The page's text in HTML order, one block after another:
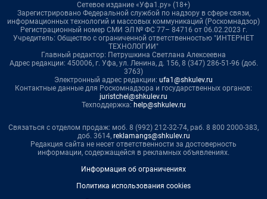
Сетевое издание «Уфа1.ру» (18+)
Зарегистрировано Федеральной службой по надзору в сфере связи,
информационных технологий и массовых коммуникаций (Роскомнадзор)
Регистрационный номер СМИ ЭЛ № ФС 77– 84716 от 06.02.2023 г.
Учредитель: Общество с ограниченной ответственностью "ИНТЕРНЕТ
ТЕХНОЛОГИИ"
Главный редактор: Петрушкина Светлана Алексеевна
Адрес редакции: 450006, г. Уфа, ул. Ленина, д. 156, 8 (347) 286-51-96 (доб.
3763)
Электронный адрес редакции: ufa1@shkulev.ru
Контактные данные для Роскомнадзора и государственных органов:
juristchel@shkulev.ru
Техподдержка: help@shkulev.ru
Связаться с отделом продаж: моб. 8 (992) 212-32-74, раб. 8 800 2000-383,
доб. 3614, reklamangs@shkulev.ru
Редакция сайта не несет ответственности за достоверность
информации, содержащейся в рекламных объявлениях.
Информация об ограничениях
Политика использования cookies